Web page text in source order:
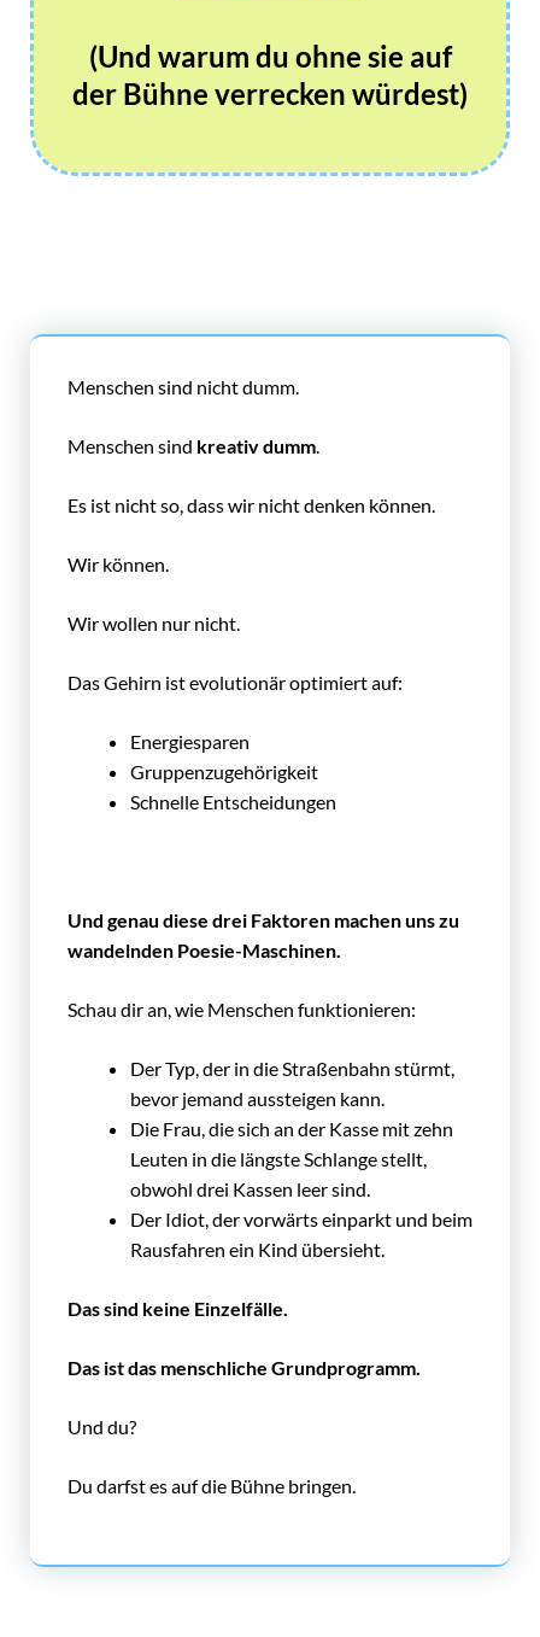
(Und warum du ohne sie auf
der Bühne verrecken würdest)
Menschen sind nicht dumm.
Menschen sind kreativ dumm.
Es ist nicht so, dass wir nicht denken können.
Wir können.
Wir wollen nur nicht.
Das Gehirn ist evolutionär optimiert auf:
Energiesparen
Gruppenzugehörigkeit
Schnelle Entscheidungen
Und genau diese drei Faktoren machen uns zu
wandelnden Poesie-Maschinen.
Schau dir an, wie Menschen funktionieren:
Der Typ, der in die Straßenbahn stürmt,
bevor jemand aussteigen kann.
Die Frau, die sich an der Kasse mit zehn
Leuten in die längste Schlange stellt,
obwohl drei Kassen leer sind.
Der Idiot, der vorwärts einparkt und beim
Rausfahren ein Kind übersieht.
Das sind keine Einzelfälle.
Das ist das menschliche Grundprogramm.
Und du?
Du darfst es auf die Bühne bringen.